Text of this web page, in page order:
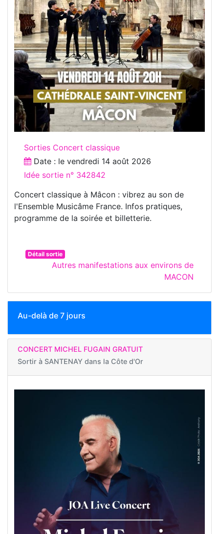
Sorties Concert classique
Date : le vendredi 14 août 2026
Idée sortie n° 342842
Concert classique à Mâcon : vibrez au son de
l'Ensemble Musicâme France. Infos pratiques,
programme de la soirée et billetterie.
Détail sortie
Autres manifestations aux environs de
MACON
Au-delà de 7 jours
CONCERT MICHEL FUGAIN GRATUIT
Sortir à SANTENAY dans la Côte d'Or